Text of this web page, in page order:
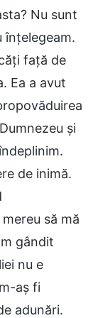
Nu sunt
înțelegeam.
față de
Ea a avut
și
de inimă.
să mă
gândit
nu e
aș fi
adunări.